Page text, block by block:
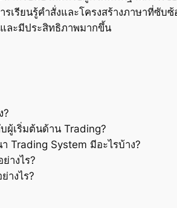
เรียนรู้คำสั่งและโครงสร้างภาษาที่ซั
ละมีประสิทธิภาพมากขึ้น
?
ผู้เริ่มต้นด้าน Trading?
Trading System มีอะไรบ้าง?
างไร?
างไร?